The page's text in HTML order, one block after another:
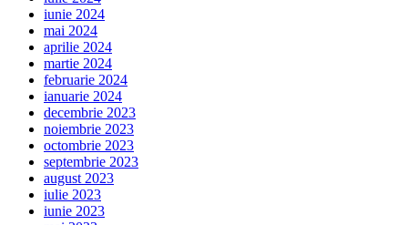
iunie 2024
mai 2024
aprilie 2024
martie 2024
februarie 2024
ianuarie 2024
decembrie 2023
noiembrie 2023
octombrie 2023
septembrie 2023
august 2023
iulie 2023
iunie 2023